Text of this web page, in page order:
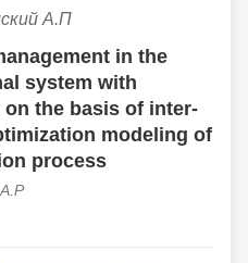
А.П
in the
system with
the basis of inter-
modeling of
process